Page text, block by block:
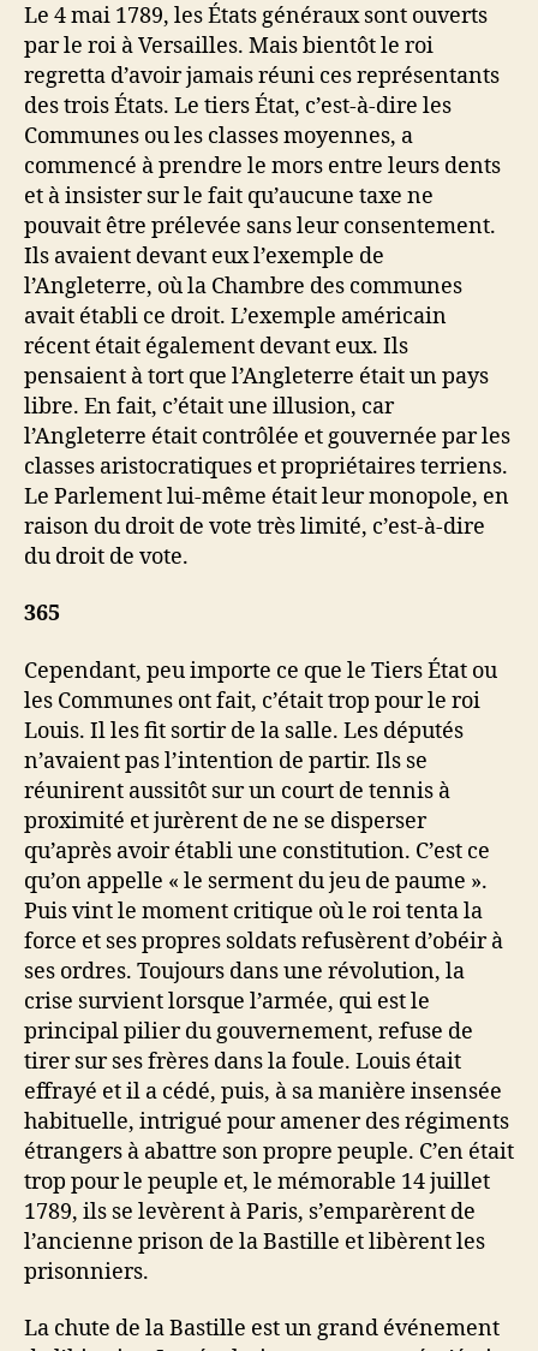
Le 4 mai 1789, les États généraux sont ouverts
par le roi à Versailles. Mais bientôt le roi
regretta d’avoir jamais réuni ces représentants
des trois États. Le tiers État, c’est-à-dire les
Communes ou les classes moyennes, a
commencé à prendre le mors entre leurs dents
et à insister sur le fait qu’aucune taxe ne
pouvait être prélevée sans leur consentement.
Ils avaient devant eux l’exemple de
l’Angleterre, où la Chambre des communes
avait établi ce droit. L’exemple américain
récent était également devant eux. Ils
pensaient à tort que l’Angleterre était un pays
libre. En fait, c’était une illusion, car
l’Angleterre était contrôlée et gouvernée par les
classes aristocratiques et propriétaires terriens.
Le Parlement lui-même était leur monopole, en
raison du droit de vote très limité, c’est-à-dire
du droit de vote.
365
Cependant, peu importe ce que le Tiers État ou
les Communes ont fait, c’était trop pour le roi
Louis. Il les fit sortir de la salle. Les députés
n’avaient pas l’intention de partir. Ils se
réunirent aussitôt sur un court de tennis à
proximité et jurèrent de ne se disperser
qu’après avoir établi une constitution. C’est ce
qu’on appelle « le serment du jeu de paume ».
Puis vint le moment critique où le roi tenta la
force et ses propres soldats refusèrent d’obéir à
ses ordres. Toujours dans une révolution, la
crise survient lorsque l’armée, qui est le
principal pilier du gouvernement, refuse de
tirer sur ses frères dans la foule. Louis était
effrayé et il a cédé, puis, à sa manière insensée
habituelle, intrigué pour amener des régiments
étrangers à abattre son propre peuple. C’en était
trop pour le peuple et, le mémorable 14 juillet
1789, ils se levèrent à Paris, s’emparèrent de
l’ancienne prison de la Bastille et libèrent les
prisonniers.
La chute de la Bastille est un grand événement